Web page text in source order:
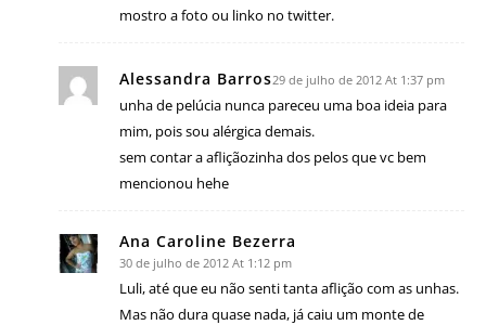
mostro a foto ou linko no twitter.
Alessandra Barros29 de julho de 2012 At 1:37 pm
unha de pelúcia nunca pareceu uma boa ideia para
mim, pois sou alérgica demais.
sem contar a afliçãozinha dos pelos que vc bem
mencionou hehe
Ana Caroline Bezerra
30 de julho de 2012 At 1:12 pm
Luli, até que eu não senti tanta aflição com as unhas.
Mas não dura quase nada, já caiu um monte de